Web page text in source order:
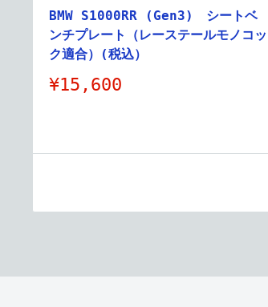
BMW S1000RR (Gen3) シートベ
ンチプレート（レーステールモノコッ
ク適合）(税込）
販
¥15,600